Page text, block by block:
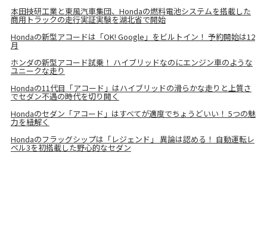
本田技研工業と東風汽車集団、Hondaの燃料電池システムを搭載した
商用トラックの走行実証実験を湖北省で開始
Hondaの新型アコードは「OK! Google」をビルトイン！ 予約開始は12
月
ホンダの新型アコード試乗！ ハイブリッドなのにエンジン車のような
ユニークな走り
Hondaの11代目「アコード」はハイブリッドの滑らかな走りと上質さ
でセダン不遇の時代を切り開く
Hondaのセダン「アコード」はすべてが適度でちょうどいい！ 5つの魅
力を紐解く
Hondaのフラッグシップは「レジェンド」 異論は認める！ 自動運転レ
ベル3を初搭載した野心的なセダン